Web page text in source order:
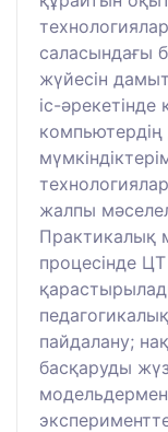
саласындағы
жүйесін
іс-
компьютердің
жалпы
Практикалық
процесінде
пайдалану;
басқаруды